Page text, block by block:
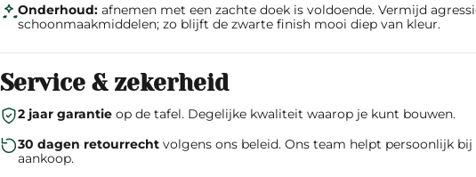
Onderhoud: afnemen met een zachte doek is voldoende. Vermijd
schoonmaakmiddelen; zo blijft de zwarte finish mooi diep van kleur.
Service & zekerheid
2 jaar garantie op de tafel. Degelijke kwaliteit waarop je kunt bouwen.
30 dagen retourrecht volgens ons beleid. Ons team helpt persoonlijk
aankoop.